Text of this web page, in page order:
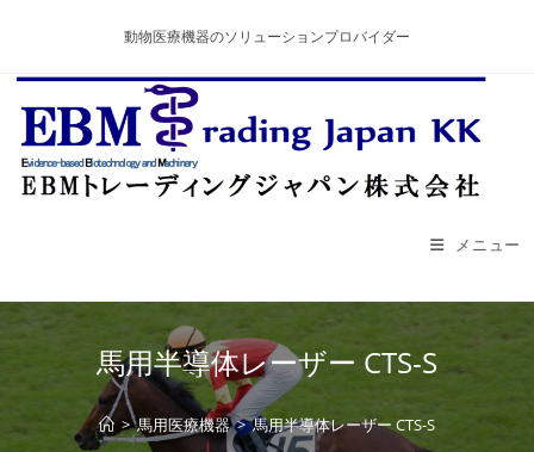
動物医療機器のソリューションプロバイダー
メニュー
馬用半導体レーザー CTS-S
> 馬用医療機器 > 馬用半導体レーザー CTS-S